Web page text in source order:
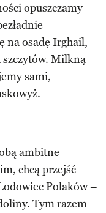
opuszczamy
na osadę Irghail,
szczytów. Milkną
sami,
ambitne
chcą przejść
Polaków –
Tym razem